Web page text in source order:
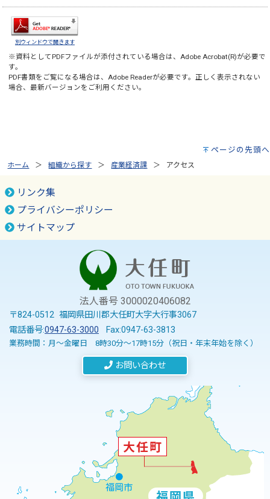
別ウィンドウで開きます
※資料としてPDFファイルが添付されている場合は、Adobe Acrobat(R)が必要で
す。
PDF書類をご覧になる場合は、Adobe Readerが必要です。正しく表示されない
場合、最新バージョンをご利用ください。
ページの先頭へ
ホーム 組織から探す 産業経済課 アクセス
リンク集
プライバシーポリシー
サイトマップ
法人番号 3000020406082
〒824-0512 福岡県田川郡大任町大字大行事3067
電話番号:0947-63-3000 Fax:0947-63-3813
業務時間：月～金曜日 8時30分～17時15分（祝日・年末年始を除く）
お問い合わせ